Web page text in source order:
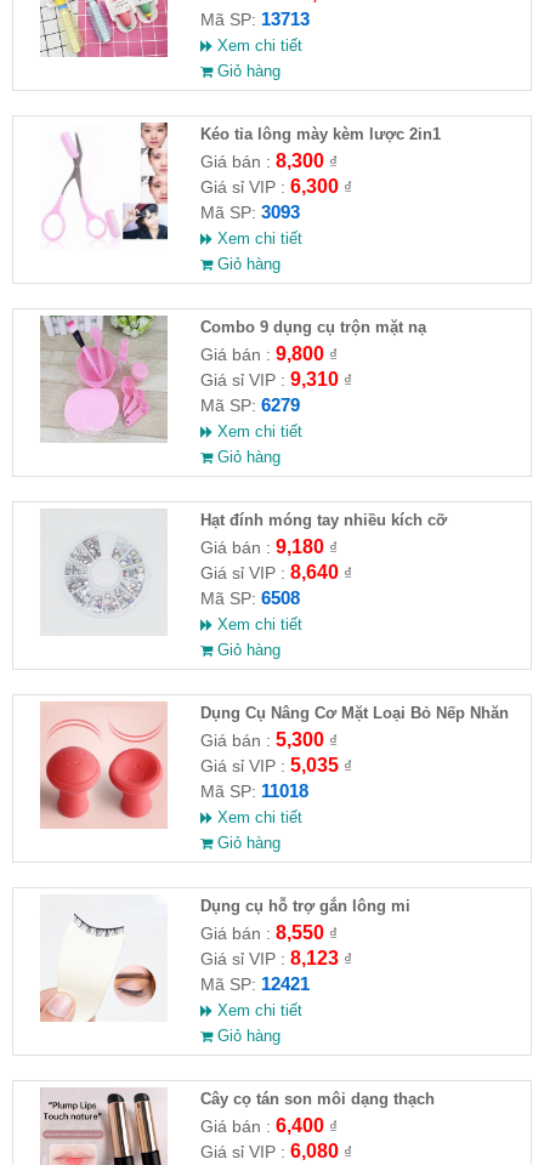
Mã SP: 13713
Xem chi tiết
Giỏ hàng
Kéo tỉa lông mày kèm lược 2in1
Giá bán : 8,300₫
Giá sỉ VIP : 6,300₫
Mã SP: 3093
Xem chi tiết
Giỏ hàng
Combo 9 dụng cụ trộn mặt nạ
Giá bán : 9,800₫
Giá sỉ VIP : 9,310₫
Mã SP: 6279
Xem chi tiết
Giỏ hàng
Hạt đính móng tay nhiều kích cỡ
Giá bán : 9,180₫
Giá sỉ VIP : 8,640₫
Mã SP: 6508
Xem chi tiết
Giỏ hàng
Dụng Cụ Nâng Cơ Mặt Loại Bỏ Nếp Nhăn
Giá bán : 5,300₫
Giá sỉ VIP : 5,035₫
Mã SP: 11018
Xem chi tiết
Giỏ hàng
Dụng cụ hỗ trợ gắn lông mi
Giá bán : 8,550₫
Giá sỉ VIP : 8,123₫
Mã SP: 12421
Xem chi tiết
Giỏ hàng
Cây cọ tán son môi dạng thạch
Giá bán : 6,400₫
Giá sỉ VIP : 6,080₫